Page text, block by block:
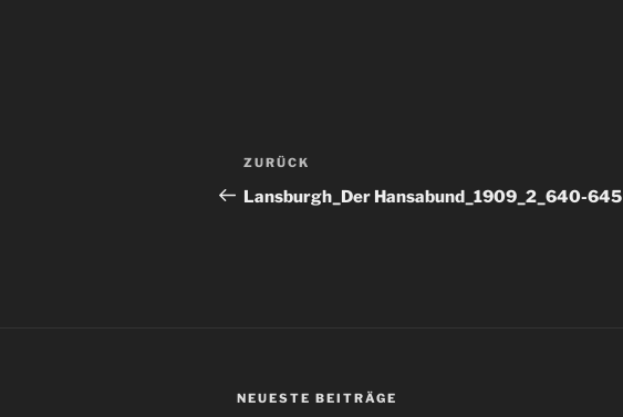
Beitragsnavigation
Vorheriger
Beitrag
ZURÜCK
Lansburgh_Der Hansabund_1909_2_640-645
NEUESTE BEITRÄGE